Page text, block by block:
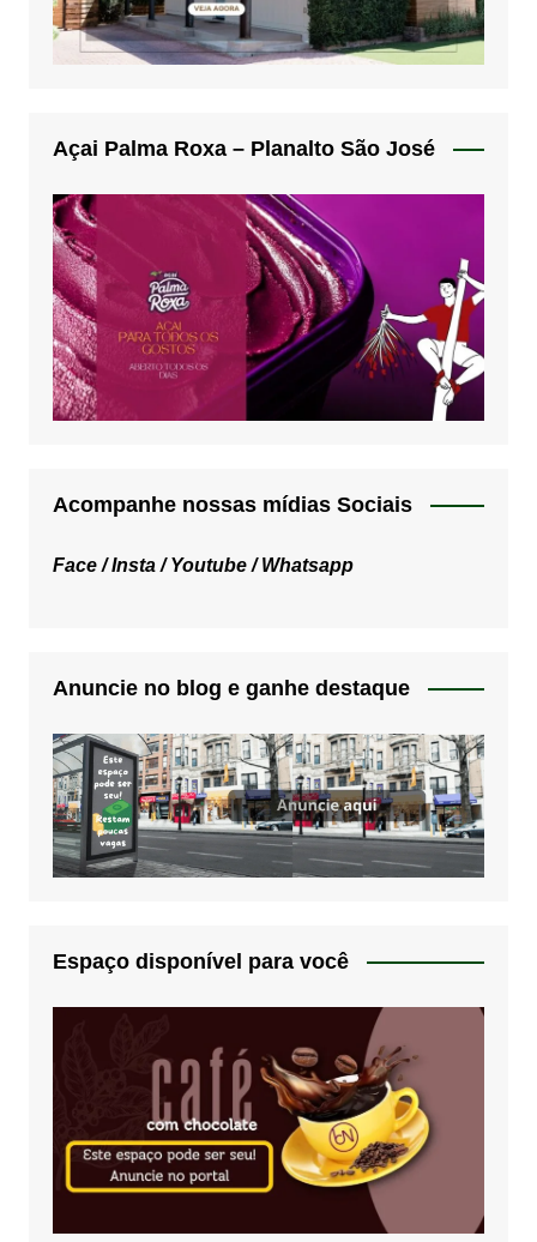
Açai Palma Roxa – Planalto São José
Acompanhe nossas mídias Sociais
Face /Insta /Youtube /Whatsapp
Anuncie no blog e ganhe destaque
Espaço disponível para você